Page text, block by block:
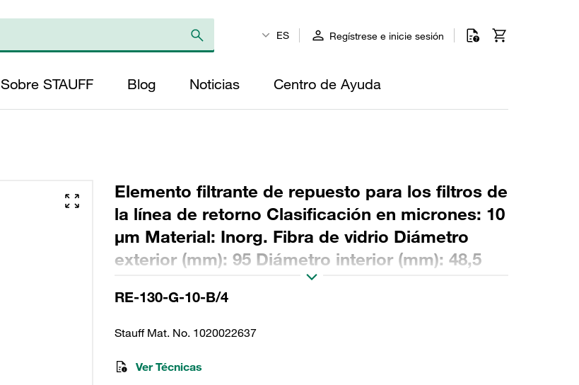
ES Regístrese e inicie sesión
Sobre STAUFF Blog Noticias Centro de Ayuda
Elemento filtrante de repuesto para los filtros de
la línea de retorno Clasificación en micrones: 10
µm Material: Inorg. Fibra de vidrio Diámetro
exterior (mm): 95 Diámetro interior (mm): 48,5
Longitud (mm): 276 Sellado: NBR, relación β
>200
RE-130-G-10-B/4
Stauff Mat. No. 1020022637
Ver Técnicas